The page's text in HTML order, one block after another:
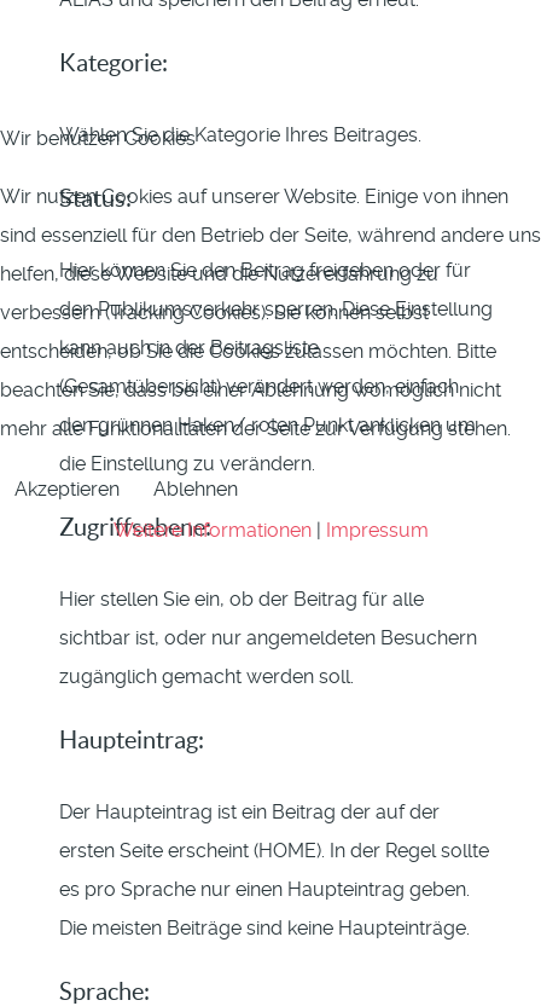
Kategorie:
Wählen Sie die Kategorie Ihres Beitrages.
Status:
Hier können Sie den Beitrag freigeben oder für
den Publikumsverkehr sperren. Diese Einstellung
kann auch in der Beitragsliste
(Gesamtübersicht) verändert werden, einfach
den grünnen Haken/ roten Punkt anklicken um
die Einstellung zu verändern.
Zugriffsebene:
Hier stellen Sie ein, ob der Beitrag für alle
sichtbar ist, oder nur angemeldeten Besuchern
zugänglich gemacht werden soll.
Haupteintrag:
Der Haupteintrag ist ein Beitrag der auf der
ersten Seite erscheint (HOME). In der Regel sollte
es pro Sprache nur einen Haupteintrag geben.
Die meisten Beiträge sind keine Haupteinträge.
Sprache:
Wir benutzen Cookies
Wir nutzen Cookies auf unserer Website. Einige von ihnen
sind essenziell für den Betrieb der Seite, während andere uns
helfen, diese Website und die Nutzererfahrung zu
verbessern (Tracking Cookies). Sie können selbst
entscheiden, ob Sie die Cookies zulassen möchten. Bitte
beachten Sie, dass bei einer Ablehnung womöglich nicht
mehr alle Funktionalitäten der Seite zur Verfügung stehen.
Akzeptieren
Ablehnen
Weitere Informationen| Impressum